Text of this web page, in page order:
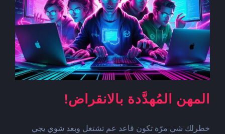
مغلقة
المهن المُهدَّدة بالانقراض!
خطرلك شي مرّة تكون قاعد عم تشتغل وبعد شوي يجي